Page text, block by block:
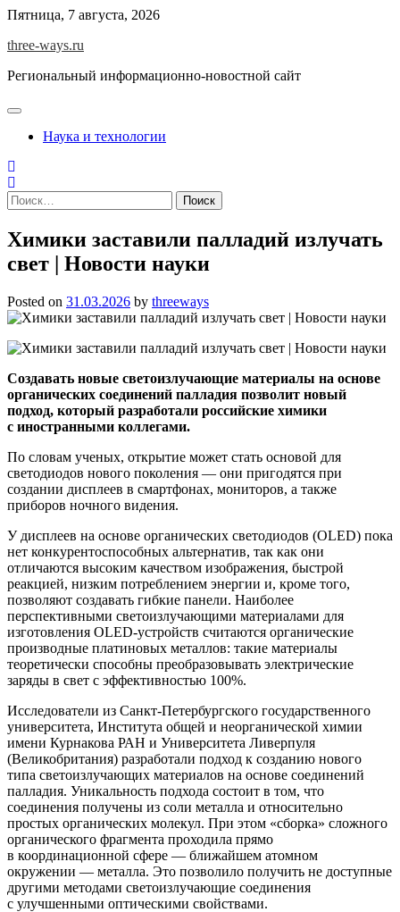
Skip
content
Пятница, 7 августа, 2026
three-ways.ru
Региональный информационно-новостной сайт
Наука и технологии
Найти:
Химики заставили палладий излучать
свет | Новости науки
Posted on 31.03.2026 by threeways
Создавать новые светоизлучающие материалы на основе
органических соединений палладия позволит новый
подход, который разработали российские химики
с иностранными коллегами.
По словам ученых, открытие может стать основой для
светодиодов нового поколения — они пригодятся при
создании дисплеев в смартфонах, мониторов, а также
приборов ночного видения.
У дисплеев на основе органических светодиодов (OLED) пока
нет конкурентоспособных альтернатив, так как они
отличаются высоким качеством изображения, быстрой
реакцией, низким потреблением энергии и, кроме того,
позволяют создавать гибкие панели. Наиболее
перспективными светоизлучающими материалами для
изготовления OLED-устройств считаются органические
производные платиновых металлов: такие материалы
теоретически способны преобразовывать электрические
заряды в свет с эффективностью 100%.
Исследователи из Санкт-Петербургского государственного
университета, Института общей и неорганической химии
имени Курнакова РАН и Университета Ливерпуля
(Великобритания) разработали подход к созданию нового
типа светоизлучающих материалов на основе соединений
палладия. Уникальность подхода состоит в том, что
соединения получены из соли металла и относительно
простых органических молекул. При этом «сборка» сложного
органического фрагмента проходила прямо
в координационной сфере — ближайшем атомном
окружении — металла. Это позволило получить не доступные
другими методами светоизлучающие соединения
с улучшенными оптическими свойствами.